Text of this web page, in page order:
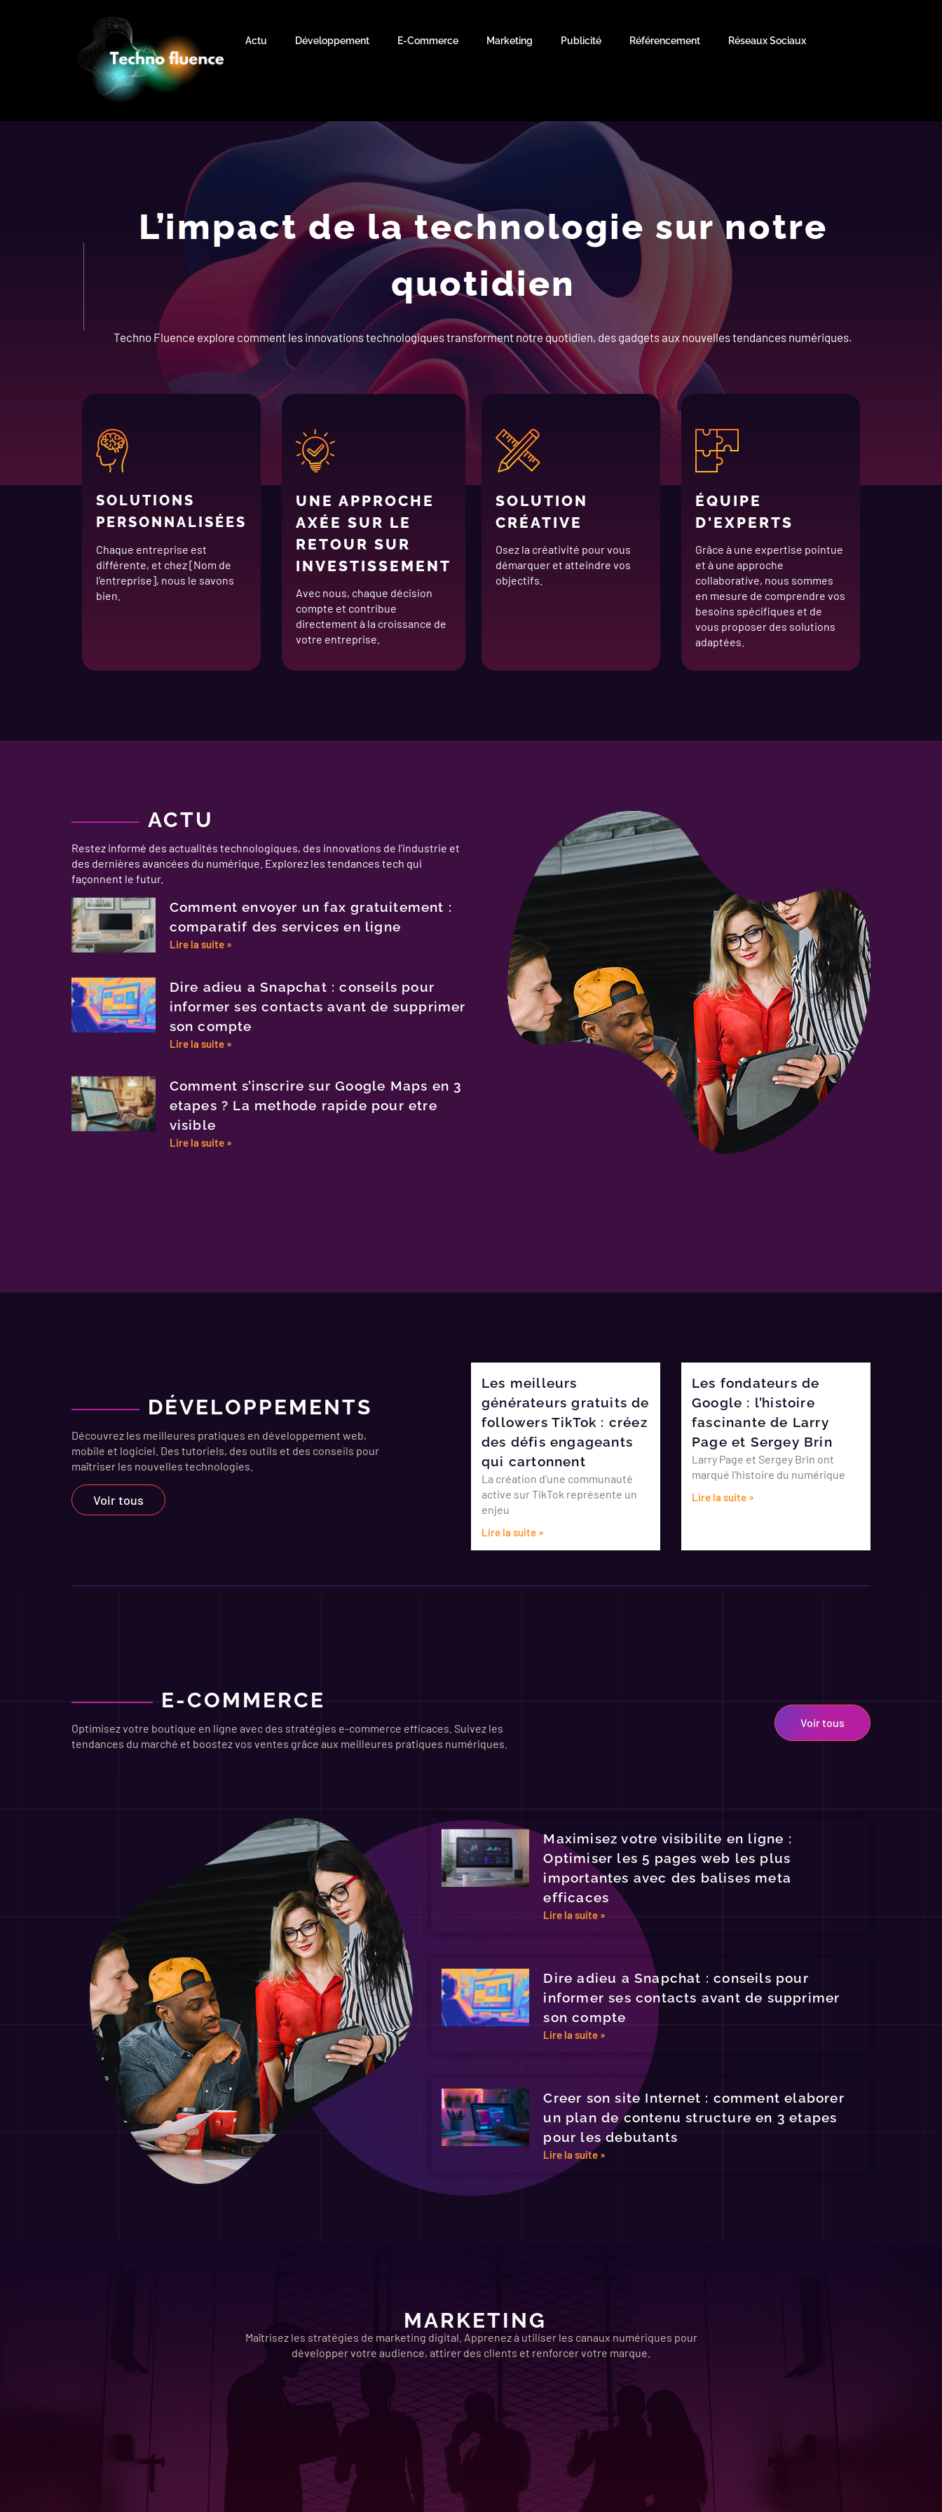
Actu Développement E-Commerce Marketing Publicité Référencement Réseaux Sociaux
L’impact de la technologie sur notre
quotidien
Techno Fluence explore comment les innovations technologiques transforment notre quotidien, des gadgets aux nouvelles tendances numériques.
SOLUTIONS
PERSONNALISÉES
Chaque entreprise est
différente, et chez [Nom de
l’entreprise], nous le savons
bien.
UNE APPROCHE
AXÉE SUR LE
RETOUR SUR
INVESTISSEMENT
Avec nous, chaque décision
compte et contribue
directement à la croissance de
votre entreprise.
SOLUTION
CRÉATIVE
Osez la créativité pour vous
démarquer et atteindre vos
objectifs.
ÉQUIPE
D'EXPERTS
Grâce à une expertise pointue
et à une approche
collaborative, nous sommes
en mesure de comprendre vos
besoins spécifiques et de
vous proposer des solutions
adaptées.
ACTU
Restez informé des actualités technologiques, des innovations de l’industrie et
des dernières avancées du numérique. Explorez les tendances tech qui
façonnent le futur.
Comment envoyer un fax gratuitement :
comparatif des services en ligne
Lire la suite »
Dire adieu a Snapchat : conseils pour
informer ses contacts avant de supprimer
son compte
Lire la suite »
Comment s’inscrire sur Google Maps en 3
etapes ? La methode rapide pour etre
visible
Lire la suite »
DÉVELOPPEMENTS
Découvrez les meilleures pratiques en développement web,
mobile et logiciel. Des tutoriels, des outils et des conseils pour
maîtriser les nouvelles technologies.
Voir tous
Les meilleurs
générateurs gratuits de
followers TikTok : créez
des défis engageants
qui cartonnent
La création d’une communauté
active sur TikTok représente un
enjeu
Lire la suite »
Les fondateurs de
Google : l’histoire
fascinante de Larry
Page et Sergey Brin
Larry Page et Sergey Brin ont
marqué l'histoire du numérique
Lire la suite »
E-COMMERCE
Optimisez votre boutique en ligne avec des stratégies e-commerce efficaces. Suivez les
tendances du marché et boostez vos ventes grâce aux meilleures pratiques numériques.
Voir tous
Maximisez votre visibilite en ligne :
Optimiser les 5 pages web les plus
importantes avec des balises meta
efficaces
Lire la suite »
Dire adieu a Snapchat : conseils pour
informer ses contacts avant de supprimer
son compte
Lire la suite »
Creer son site Internet : comment elaborer
un plan de contenu structure en 3 etapes
pour les debutants
Lire la suite »
MARKETING
Maîtrisez les stratégies de marketing digital. Apprenez à utiliser les canaux numériques pour
développer votre audience, attirer des clients et renforcer votre marque.